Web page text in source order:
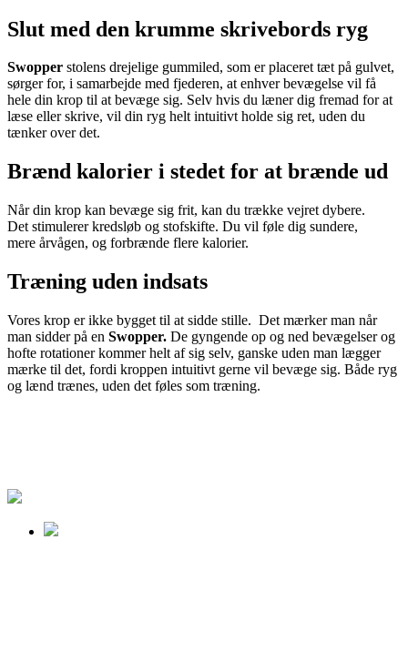
Slut med den krumme skrivebords ryg
Swopper stolens drejelige gummiled, som er placeret tæt på gulvet,
sørger for, i samarbejde med fjederen, at enhver bevægelse vil få
hele din krop til at bevæge sig. Selv hvis du læner dig fremad for at
læse eller skrive, vil din ryg helt intuitivt holde sig ret, uden du
tænker over det.
Brænd kalorier i stedet for at brænde ud
Når din krop kan bevæge sig frit, kan du trække vejret dybere.
Det stimulerer kredsløb og stofskifte. Du vil føle dig sundere,
mere årvågen, og forbrænde flere kalorier.
Træning uden indsats
Vores krop er ikke bygget til at sidde stille. Det mærker man når
man sidder på en Swopper. De gyngende op og ned bevægelser og
hofte rotationer kommer helt af sig selv, ganske uden man lægger
mærke til det, fordi kroppen intuitivt gerne vil bevæge sig. Både ryg
og lænd trænes, uden det føles som træning.